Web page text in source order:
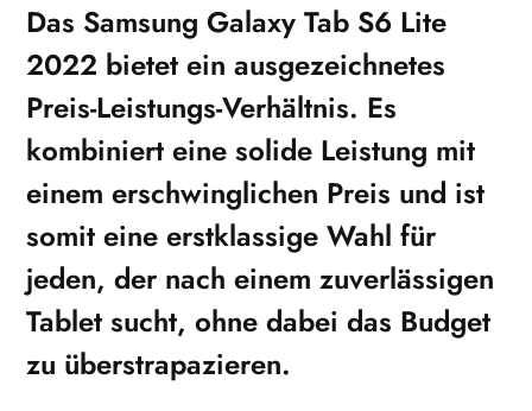
Das Samsung Galaxy Tab S6 Lite
2022 bietet ein ausgezeichnetes
Preis-Leistungs-Verhältnis. Es
kombiniert eine solide Leistung mit
einem erschwinglichen Preis und ist
somit eine erstklassige Wahl für
jeden, der nach einem zuverlässigen
Tablet sucht, ohne dabei das Budget
zu überstrapazieren.